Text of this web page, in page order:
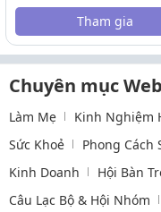
Tham gia
Chuyên mục
Làm Mẹ Kinh Nghiệm
Sức Khoẻ
Phong Cách
Kinh Doanh
Hội Bàn
Câu Lạc Bộ & Hội Nhóm